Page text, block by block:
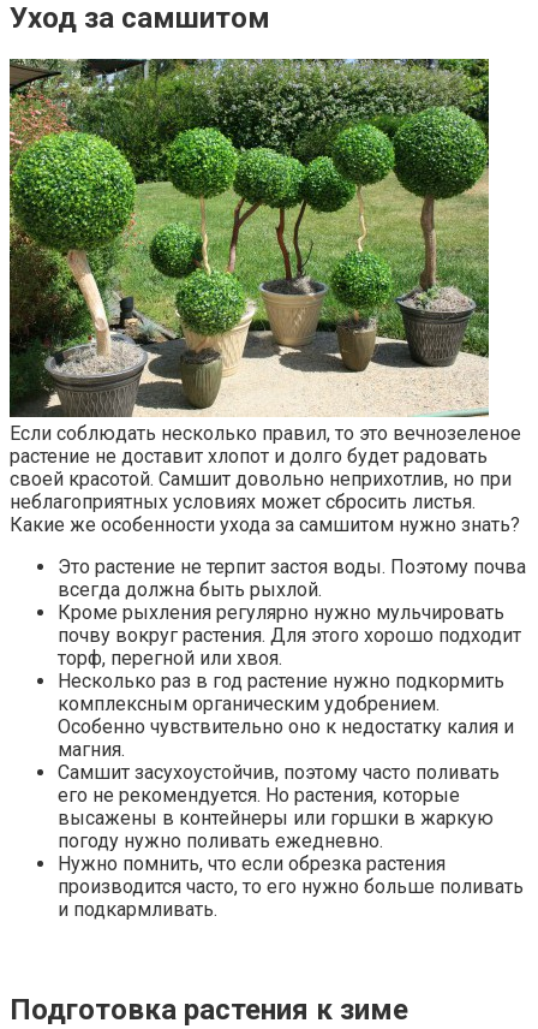
Уход за самшитом
Если соблюдать несколько правил, то это вечнозеленое
растение не доставит хлопот и долго будет радовать
своей красотой. Самшит довольно неприхотлив, но при
неблагоприятных условиях может сбросить листья.
Какие же особенности ухода за самшитом нужно знать?
Это растение не терпит застоя воды. Поэтому почва
всегда должна быть рыхлой.
Кроме рыхления регулярно нужно мульчировать
почву вокруг растения. Для этого хорошо подходит
торф, перегной или хвоя.
Несколько раз в год растение нужно подкормить
комплексным органическим удобрением.
Особенно чувствительно оно к недостатку калия и
магния.
Самшит засухоустойчив, поэтому часто поливать
его не рекомендуется. Но растения, которые
высажены в контейнеры или горшки в жаркую
погоду нужно поливать ежедневно.
Нужно помнить, что если обрезка растения
производится часто, то его нужно больше поливать
и подкармливать.
Подготовка растения к зиме